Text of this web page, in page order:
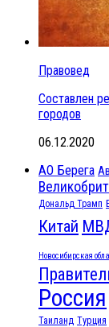
Правовед
Составлен
городов
06.12.2020
АО Берега
Дональд Трамп
Китай
Новосибирская
Россия
Таиланд Турция